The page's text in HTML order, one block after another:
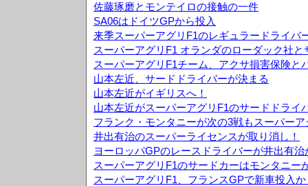
佐藤琢磨とモンテイロの接触の一件
SA06はドイツGPから投入
来季スーパーアグリF1のレギュラードライバ
スーパーアグリF1 オランダのローダック社
スーパーアグリF1チーム、アクサ損害保険と
山本左近、サードドライバーが決まる
山本左近がイギリスへ！
山本左近がスーパーアグリF1のサードドライ
フランク・モンタニーが次の3戦もスーパー
井出有治のスーパーライセンスが取り消し！
ヨーロッパGPのレースドライバーが井出有
スーパーアグリF1のサードカーはモンタニー
スーパーアグリF1、フランスGPで新車投入か